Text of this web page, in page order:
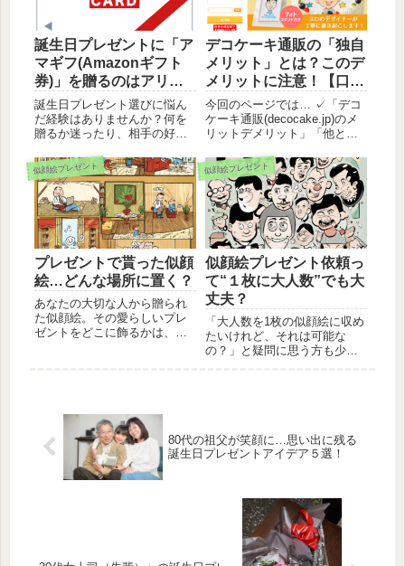
レゼントの選び方や、実際に
喜ばれるアイデアを紹介して
いきます。
た…」という方は、ぜひ今回
の評価レビューを参考に検討
してみてください。
誕生日プレゼントに「ア
マギフ(Amazonギフト
券)」を贈るのはアリ？
【メリットデメリット】
誕生日プレゼント選びに悩ん
だ経験はありませんか？何を
贈るか迷ったり、相手の好み
大変ですよね。そこで、今回
は「アマギフ（Amazonギフト
券）」を誕生日プレゼントに
選ぶメリットとデメリットに
ついて紹介します。
デコケーキ通販の「独自
メリット」とは？このデ
メリットに注意！【口コ
ミ・評判】decocake.jp
今回のページでは… ✓「デコ
ケーキ通販(decocake.jp)のメ
リットデメリット」「他と比
ついて口コミ評判なども参考
に紹介していきます。
似顔絵プレゼント
プレゼントで貰った似顔
絵…どんな場所に置く？
あなたの大切な人から贈られ
た似顔絵。その愛らしいプレ
ゼントをどこに飾るかは、お
似顔絵プレゼント
似顔絵プレゼント依頼っ
て“１枚に大人数”でも大
丈夫？
「大人数を1枚の似顔絵に収め
たいけれど、それは可能な
の？」と疑問に思う方も少な
レゼントの注意点などを具体
的にご紹介します。
80代の祖父が笑顔に…思い出に残る
誕生日プレゼントアイデア５選！